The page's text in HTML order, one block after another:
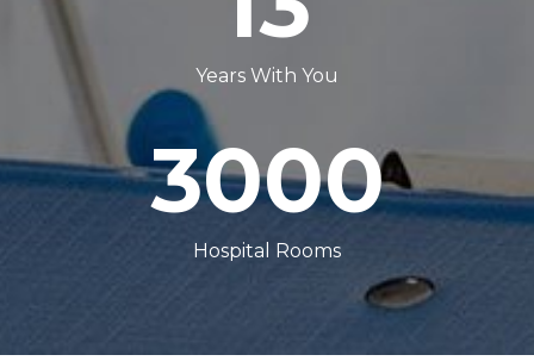
Years With You
3000
Hospital Rooms